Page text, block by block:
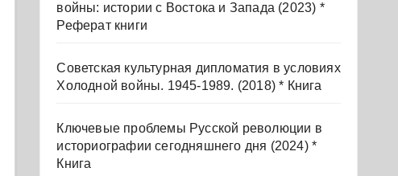
войны: истории с Востока и Запада (2023) *
Реферат книги
Советская культурная дипломатия в условиях
Холодной войны. 1945-1989. (2018) * Книга
Ключевые проблемы Русской революции в
историографии сегодняшнего дня (2024) *
Книга